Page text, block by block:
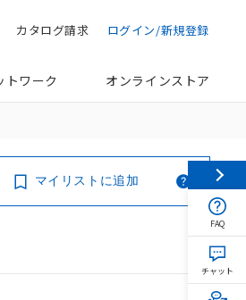
ログイン/新規登録
カタログ請求
トワーク オンラインストア
マイリストに追加
FAQ
チャット